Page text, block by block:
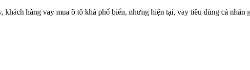
hàng vay mua ô tô khá phổ biến, nhưng hiện tại, vay tiêu dùng cá